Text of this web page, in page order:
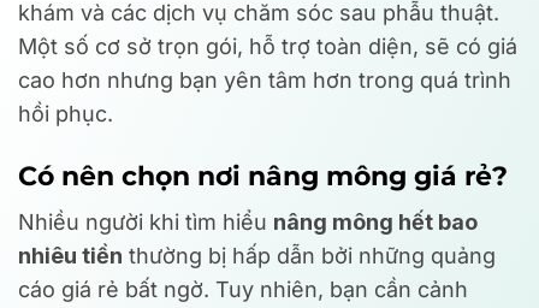
khám và các dịch vụ chăm sóc sau phẫu thuật.
Một số cơ sở trọn gói, hỗ trợ toàn diện, sẽ có giá
cao hơn nhưng bạn yên tâm hơn trong quá trình
hồi phục.
Có nên chọn nơi nâng mông giá rẻ?
Nhiều người khi tìm hiểu nâng mông hết bao
nhiêu tiền thường bị hấp dẫn bởi những quảng
cáo giá rẻ bất ngờ. Tuy nhiên, bạn cần cảnh